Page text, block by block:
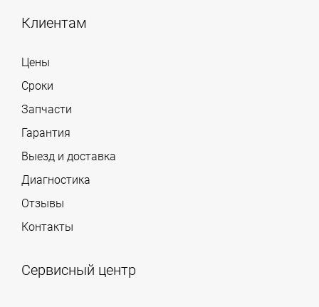
Клиентам
Цены
Сроки
Запчасти
Гарантия
Выезд и доставка
Диагностика
Отзывы
Контакты
Сервисный центр